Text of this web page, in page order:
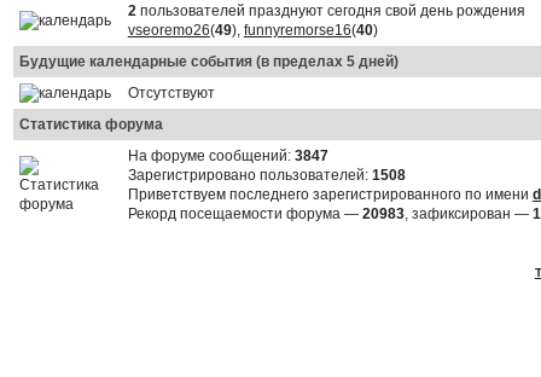
2пользователей празднуют сегодня свой день рождения
vseoremo26(49), funnyremorse16(40)
Будущие календарные события (в пределах 5 дней)
Отсутствуют
Статистика форума
На форуме сообщений: 3847
Зарегистрировано пользователей: 1508
Приветствуем последнего зарегистрированного по имени
Рекорд посещаемости форума — 20983, зафиксирован —